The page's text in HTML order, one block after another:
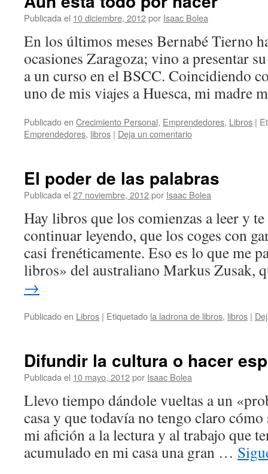
Publicada el 10 diciembre, 2012por Isaac Bolea
En los últimos meses Bernabé Tierno
ocasiones Zaragoza; vino a presentar
a un curso en el BSCC. Coincidiendo
uno de mis viajes a Huesca, mi madre
Publicado en Crecimiento Personal, Emprendedores, Libros |
Emprendedores, libros | Deja un comentario
El poder de las palabras
Publicada el 27 noviembre, 2012por Isaac Bolea
Hay libros que los comienzas a leer y te
continuar leyendo, que los coges con
casi frenéticamente. Eso es lo que me
libros» del australiano Markus
→
Publicado en Libros | Etiquetado la ladrona de libros, libros |
Difundir la cultura o hacer
Publicada el 10 mayo, 2012por Isaac Bolea
Llevo tiempo dándole vueltas a un
casa y que todavía no tengo claro
mi afición a la lectura y al trabajo que
acumulado en mi casa una gran …